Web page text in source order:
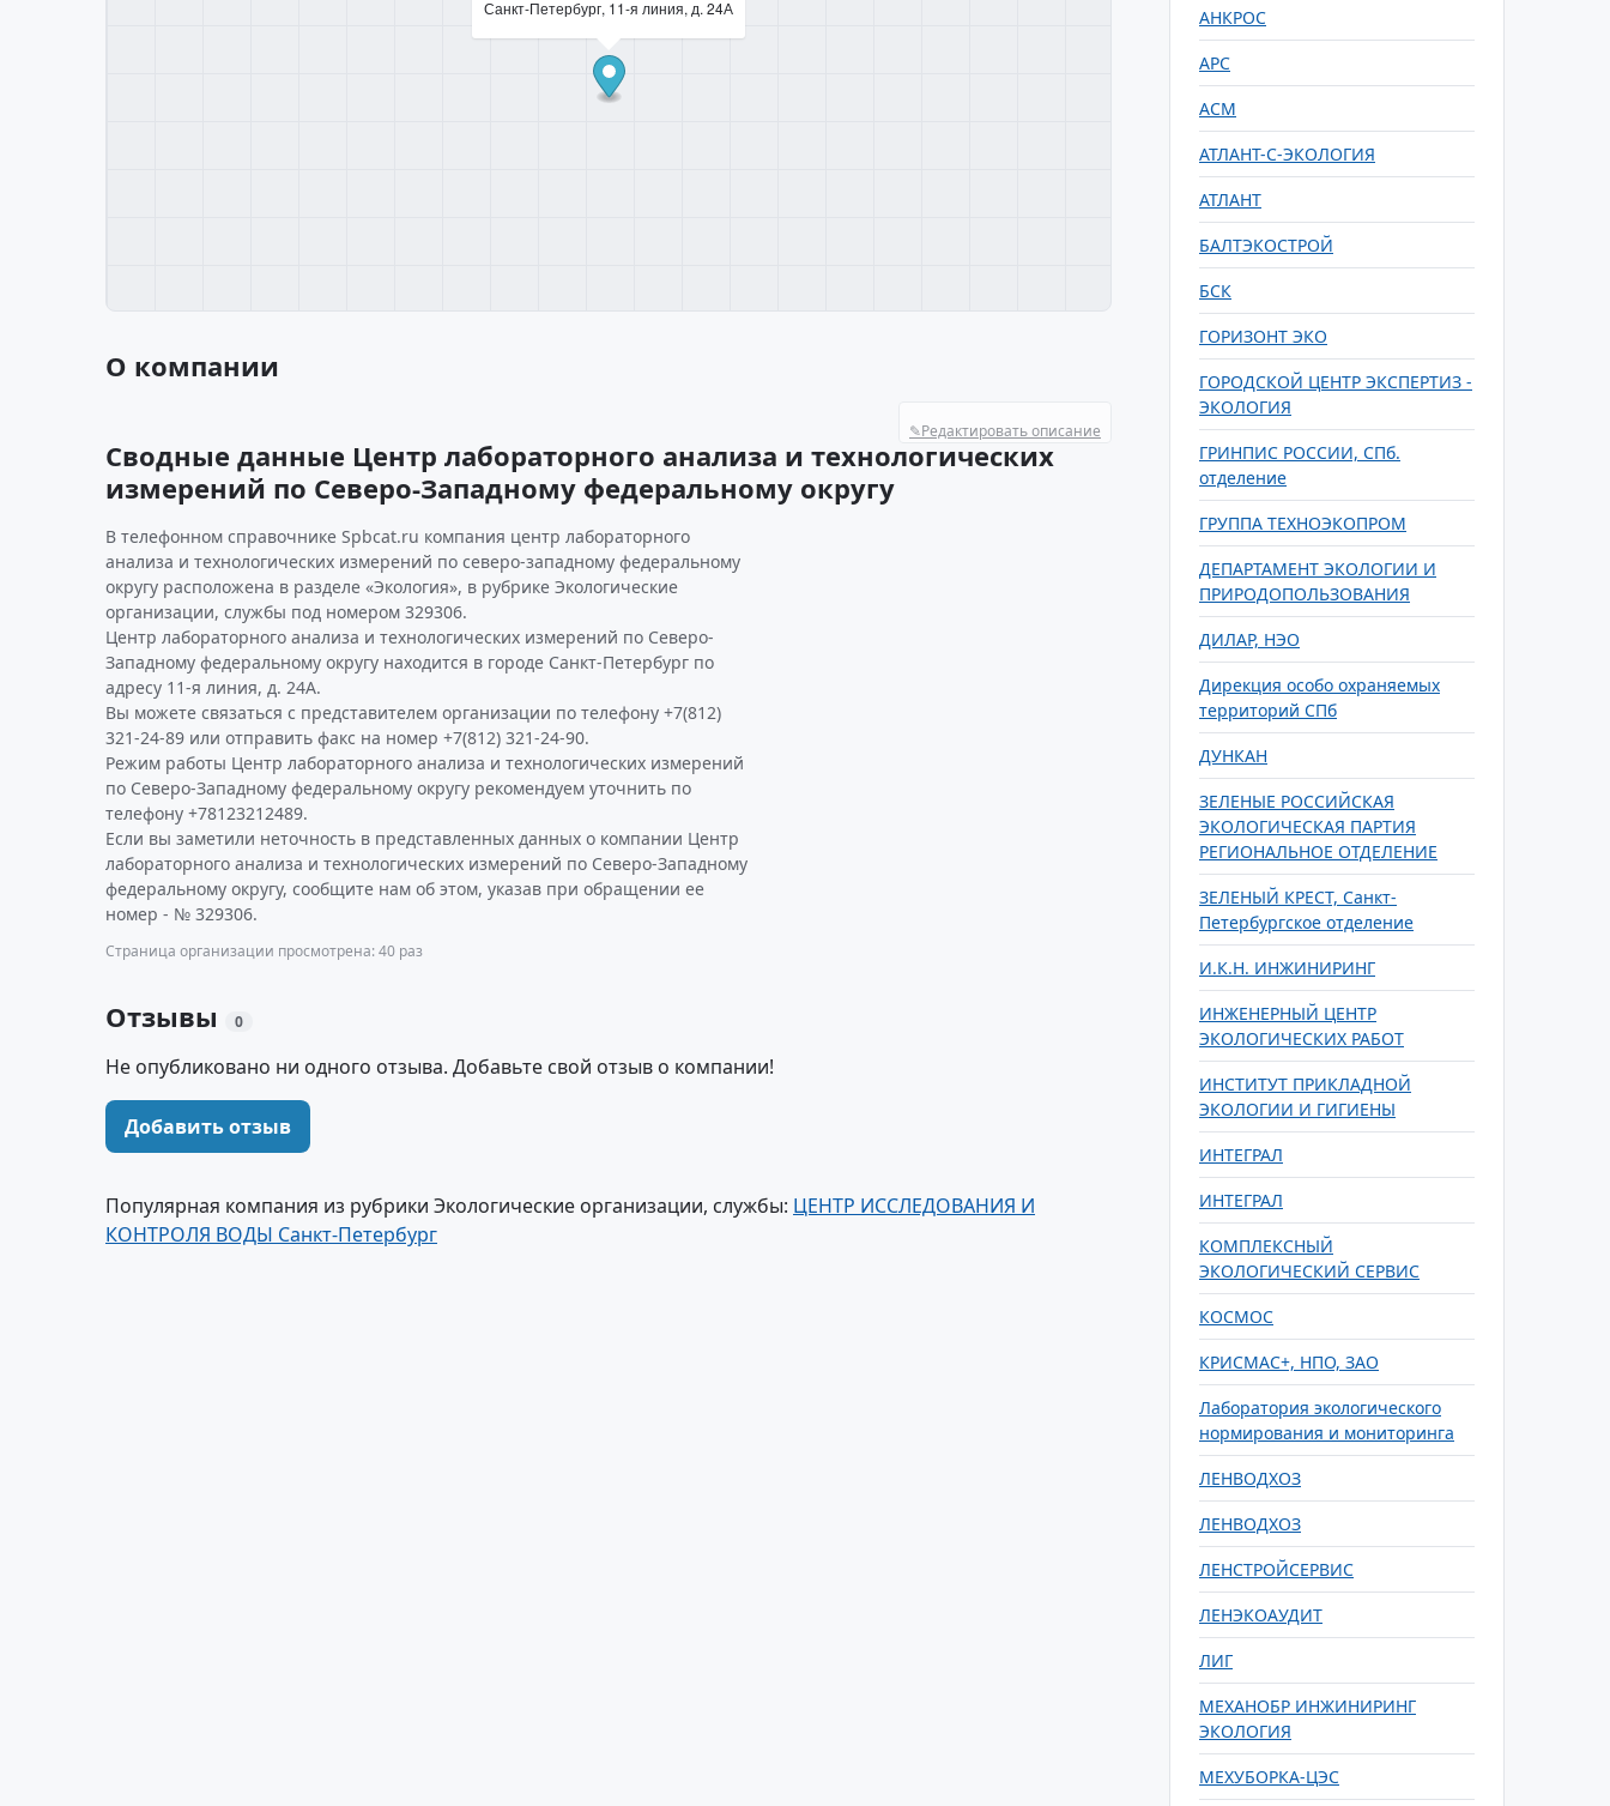
Санкт-Петербург, 11-я линия, д. 24А
О компании
✎Редактировать описание
Сводные данные Центр лабораторного анализа и технологических
измерений по Северо-Западному федеральному округу
В телефонном справочнике Spbcat.ru компания центр лабораторного
анализа и технологических измерений по северо-западному федеральному
округу расположена в разделе «Экология», в рубрике Экологические
организации, службы под номером 329306.
Центр лабораторного анализа и технологических измерений по Северо-
Западному федеральному округу находится в городе Санкт-Петербург по
адресу 11-я линия, д. 24А.
Вы можете связаться с представителем организации по телефону +7(812)
321-24-89 или отправить факс на номер +7(812) 321-24-90.
Режим работы Центр лабораторного анализа и технологических измерений
по Северо-Западному федеральному округу рекомендуем уточнить по
телефону +78123212489.
Если вы заметили неточность в представленных данных о компании Центр
лабораторного анализа и технологических измерений по Северо-Западному
федеральному округу, сообщите нам об этом, указав при обращении ее
номер - № 329306.
Страница организации просмотрена: 40 раз
Отзывы 0
Не опубликовано ни одного отзыва. Добавьте свой отзыв о компании!
Добавить отзыв
Популярная компания из рубрики Экологические организации, службы: ЦЕНТР ИССЛЕДОВАНИЯ И
КОНТРОЛЯ ВОДЫ Санкт-Петербург
АНКРОС
АРС
АСМ
АТЛАНТ-С-ЭКОЛОГИЯ
АТЛАНТ
БАЛТЭКОСТРОЙ
БСК
ГОРИЗОНТ ЭКО
ГОРОДСКОЙ ЦЕНТР ЭКСПЕРТИЗ -
ЭКОЛОГИЯ
ГРИНПИС РОССИИ, СПб.
отделение
ГРУППА ТЕХНОЭКОПРОМ
ДЕПАРТАМЕНТ ЭКОЛОГИИ И
ПРИРОДОПОЛЬЗОВАНИЯ
ДИЛАР, НЭО
Дирекция особо охраняемых
территорий СПб
ДУНКАН
ЗЕЛЕНЫЕ РОССИЙСКАЯ
ЭКОЛОГИЧЕСКАЯ ПАРТИЯ
РЕГИОНАЛЬНОЕ ОТДЕЛЕНИЕ
ЗЕЛЕНЫЙ КРЕСТ, Санкт-
Петербургское отделение
И.К.Н. ИНЖИНИРИНГ
ИНЖЕНЕРНЫЙ ЦЕНТР
ЭКОЛОГИЧЕСКИХ РАБОТ
ИНСТИТУТ ПРИКЛАДНОЙ
ЭКОЛОГИИ И ГИГИЕНЫ
ИНТЕГРАЛ
ИНТЕГРАЛ
КОМПЛЕКСНЫЙ
ЭКОЛОГИЧЕСКИЙ СЕРВИС
КОСМОС
КРИСМАС+, НПО, ЗАО
Лаборатория экологического
нормирования и мониторинга
ЛЕНВОДХОЗ
ЛЕНВОДХОЗ
ЛЕНСТРОЙСЕРВИС
ЛЕНЭКОАУДИТ
ЛИГ
МЕХАНОБР ИНЖИНИРИНГ
ЭКОЛОГИЯ
МЕХУБОРКА-ЦЭС